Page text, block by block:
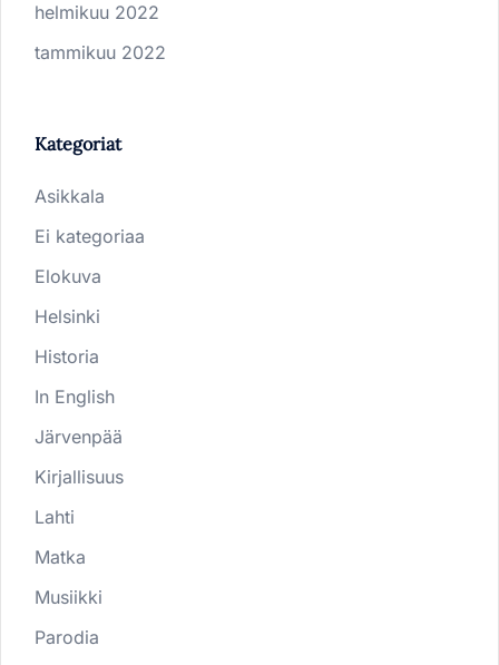
helmikuu 2022
tammikuu 2022
Kategoriat
Asikkala
Ei kategoriaa
Elokuva
Helsinki
Historia
In English
Järvenpää
Kirjallisuus
Lahti
Matka
Musiikki
Parodia